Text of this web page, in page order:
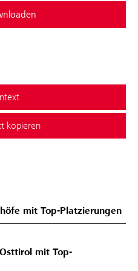
kopieren
mit Top-Platzierungen
mit Top-